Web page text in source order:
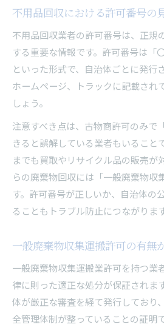
不用品回収依頼時に注意
一般廃棄物収集運搬許可
不用品回収における許可番号の
不用品回収業者の許可番号は、正規
する重要な情報です。許可番号は「
といった形式で、自治体ごとに発行
ホームページ、トラックに記載され
しょう。
注意すべき点は、古物商許可のみで
きると誤解している業者もいること
までも買取やリサイクル品の販売が
らの廃棄物回収には「一般廃棄物収
す。許可番号が正しいか、自治体の
ることもトラブル防止につながります
一般廃棄物収集運搬許可の有無
一般廃棄物収集運搬業許可を持つ業
律に則った適正な処分が保証されま
体が厳正な審査を経て発行しており
全管理体制が整っていることの証明で